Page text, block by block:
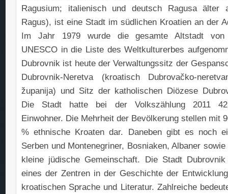
Ragusium; italienisch und deutsch Ragusa älter
Ragus), ist eine Stadt im südlichen Kroatien an der
Im Jahr 1979 wurde die gesamte Altstadt
UNESCO in die Liste des Weltkulturerbes
Dubrovnik ist heute der Verwaltungssitz der
Dubrovnik-Neretva (kroatisch Dubrovačko-
županija) und Sitz der katholischen Diözese
Die Stadt hatte bei der Volkszählung 2011
Einwohner. Die Mehrheit der Bevölkerung stellen mit
% ethnische Kroaten dar. Daneben gibt es noch
Serben und Montenegriner, Bosniaken, Albaner sowie
kleine jüdische Gemeinschaft. Die Stadt
eines der Zentren in der Geschichte der
kroatischen Sprache und Literatur. Zahlreiche